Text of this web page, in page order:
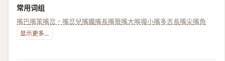
常用词组
嘴巴嘴笨嘴岔，嘴岔兒嘴饞嘴長嘴脣嘴大喉嚨小嘴多舌長嘴尖嘴角
显示更多...